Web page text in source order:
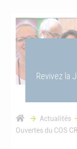
Revivez la
Actualités
Ouvertes du COS